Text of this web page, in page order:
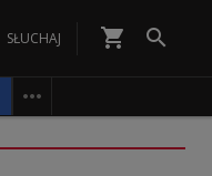
SŁUCHAJ shopping_cart 
